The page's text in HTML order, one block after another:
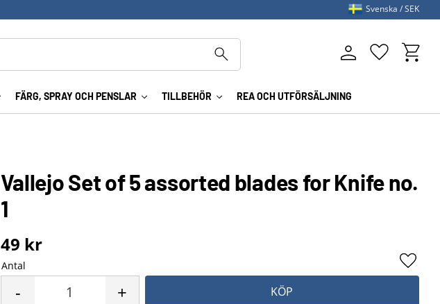
FÄRG, SPRAY OCH PENSLAR TILLBEHÖR REA OCH UTFÖRSÄLJNING
Favoriter
Svenska SEK
Vallejo Set of 5 assorted blades for Knife no.
1
49 kr
Antal
+
- KÖP
Lägg